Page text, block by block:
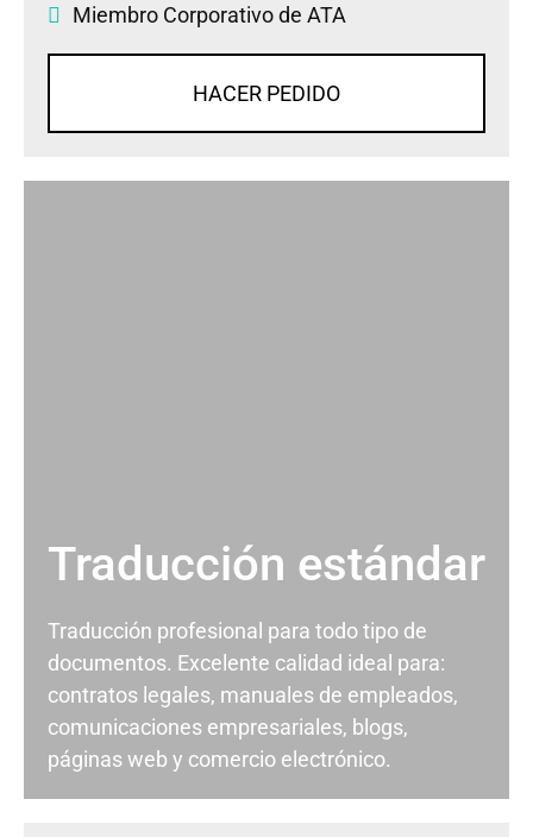
Miembro Corporativo de ATA
HACER PEDIDO
Traducción estándar
Traducción profesional para todo tipo de
documentos. Excelente calidad ideal para:
contratos legales, manuales de empleados,
comunicaciones empresariales, blogs,
páginas web y comercio electrónico.